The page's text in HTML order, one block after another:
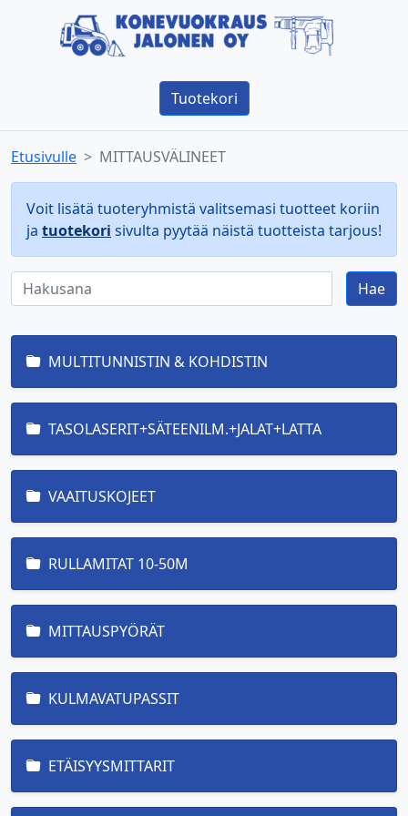
Tuotekori
Etusivulle MITTAUSVÄLINEET
Voit lisätä tuoteryhmistä valitsemasi tuotteet koriin
ja tuotekori sivulta pyytää näistä tuotteista tarjous!
Hae
MULTITUNNISTIN & KOHDISTIN
TASOLASERIT+SÄTEENILM.+JALAT+LATTA
VAAITUSKOJEET
RULLAMITAT 10-50M
MITTAUSPYÖRÄT
KULMAVATUPASSIT
ETÄISYYSMITTARIT